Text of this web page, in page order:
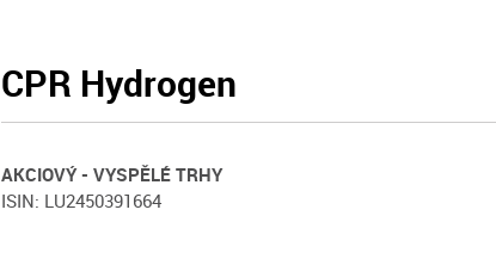
CPR Hydrogen
AKCIOVÝ - VYSPĚLÉ TRHY
ISIN: LU2450391664